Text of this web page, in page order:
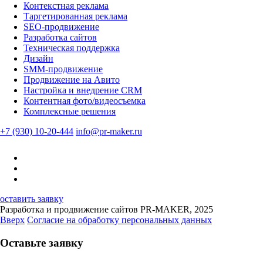
Контекстная реклама
Таргетированная реклама
SEO-продвижение
Разработка сайтов
Техническая поддержка
Дизайн
SMM-продвижение
Продвижение на Авито
Настройка и внедрение CRM
Контентная фото/видеосъемка
Комплексные решения
+7 (930) 10-20-444 info@pr-maker.ru
оставить заявку
Разработка и продвижение сайтов PR-MAKER, 2025
Вверх Согласие на обработку персональных данных
Оставьте заявку